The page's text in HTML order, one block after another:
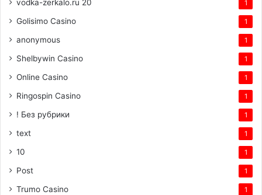
vodka-zerkalo.ru 20 1
Golisimo Casino 1
anonymous 1
Shelbywin Casino 1
Online Casino 1
Ringospin Casino 1
! Без рубрики 1
text 1
10 1
Post 1
Trumo Casino 1